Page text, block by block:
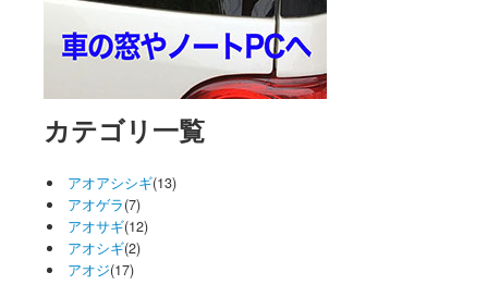
カテゴリ一覧
アオアシシギ(13)
アオゲラ(7)
アオサギ(12)
アオシギ(2)
アオジ(17)